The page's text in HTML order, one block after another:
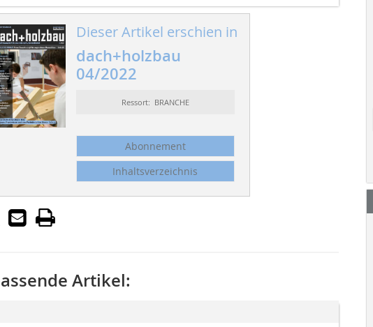
Dieser Artikel erschien in
dach+holzbau
04/2022
Ressort: BRANCHE
Abonnement
Inhaltsverzeichnis
Artikel: